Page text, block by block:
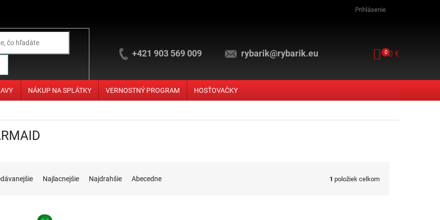
Prihlásenie
+421 903 569 009 rybarik@rybarik.eu NÁKUPNÝ
0 €
0
NÁKUP NA SPLÁTKY VERNOSTNÝ PROGRAM HOSŤOVAČKY
Najlacnejšie Najdrahšie Abecedne 1 položiek celkom
produktov